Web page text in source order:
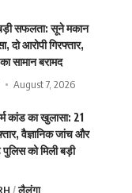
सफलता: सूने मकान
दो आरोपी गिरफ्तार,
सामान बरामद
August 7, 2026
कांड का खुलासा: 21
वैज्ञानिक जांच और
को मिली बड़ी
लैलूंगा